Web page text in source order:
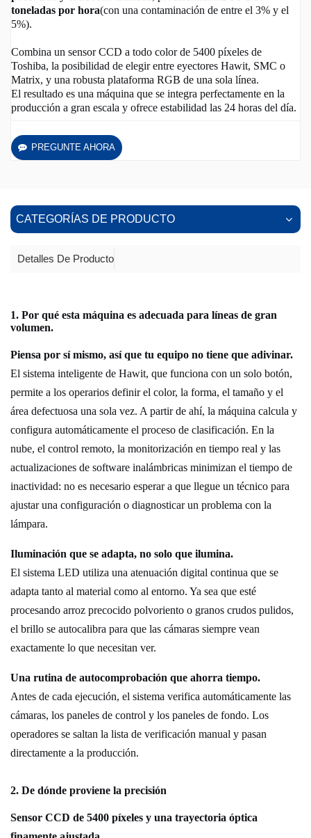
toneladas por hora(con una contaminación de entre el 3% y el
5%).
Combina un sensor CCD a todo color de 5400 píxeles de
Toshiba, la posibilidad de elegir entre eyectores Hawit, SMC o
Matrix, y una robusta plataforma RGB de una sola línea.
El resultado es una máquina que se integra perfectamente en la
producción a gran escala y ofrece estabilidad las 24 horas del día.
PREGUNTE AHORA
CATEGORÍAS DE PRODUCTO
Detalles De Producto
1. Por qué esta máquina es adecuada para líneas de gran
volumen.
Piensa por sí mismo, así que tu equipo no tiene que adivinar.
El sistema inteligente de Hawit, que funciona con un solo botón,
permite a los operarios definir el color, la forma, el tamaño y el
área defectuosa una sola vez. A partir de ahí, la máquina calcula y
configura automáticamente el proceso de clasificación. En la
nube, el control remoto, la monitorización en tiempo real y las
actualizaciones de software inalámbricas minimizan el tiempo de
inactividad: no es necesario esperar a que llegue un técnico para
ajustar una configuración o diagnosticar un problema con la
lámpara.
Iluminación que se adapta, no solo que ilumina.
El sistema LED utiliza una atenuación digital continua que se
adapta tanto al material como al entorno. Ya sea que esté
procesando arroz precocido polvoriento o granos crudos pulidos,
el brillo se autocalibra para que las cámaras siempre vean
exactamente lo que necesitan ver.
Una rutina de autocomprobación que ahorra tiempo.
Antes de cada ejecución, el sistema verifica automáticamente las
cámaras, los paneles de control y los paneles de fondo. Los
operadores se saltan la lista de verificación manual y pasan
directamente a la producción.
2. De dónde proviene la precisión
Sensor CCD de 5400 píxeles y una trayectoria óptica